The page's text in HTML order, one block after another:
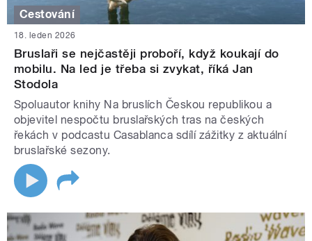
Cestování
18. leden 2026
Bruslaři se nejčastěji proboří, když koukají do
mobilu. Na led je třeba si zvykat, říká Jan
Stodola
Spoluautor knihy Na bruslích Českou republikou a
objevitel nespočtu bruslařských tras na českých
řekách v podcastu Casablanca sdílí zážitky z aktuální
bruslařské sezony.